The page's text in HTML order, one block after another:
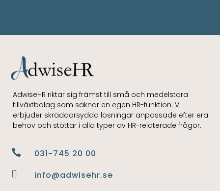
AdwiseHR riktar sig främst till små och medelstora
tillväxtbolag som saknar en egen HR-funktion. Vi
erbjuder skräddarsydda lösningar anpassade efter era
behov och stöttar i alla typer av HR-relaterade frågor.
 031-745 20 00
 info@adwisehr.se